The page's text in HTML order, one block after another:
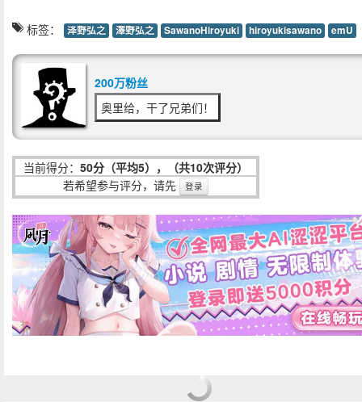
标签： 泽野弘之 澤野弘之 SawanoHiroyuki hiroyukisawano emU
200万粉丝
奥里给，干了兄弟们！
当前得分： 50分（平均5），（共10次评分）
若希望参与评分，请先
登录